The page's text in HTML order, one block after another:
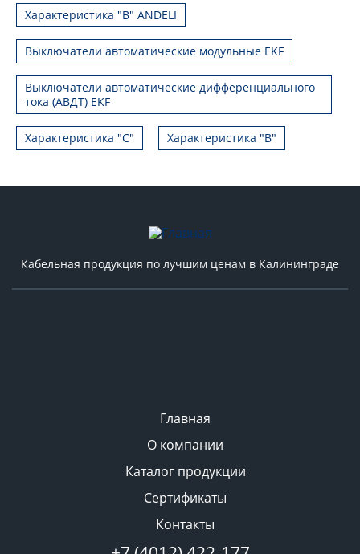
Характеристика "B" ANDELI
Выключатели автоматические модульные EKF
Выключатели автоматические дифференциального
тока (АВДТ) EKF
Характеристика "С" Характеристика "B"
Кабельная продукция по лучшим ценам в Калининграде
Главная
О компании
Каталог продукции
Сертификаты
Контакты